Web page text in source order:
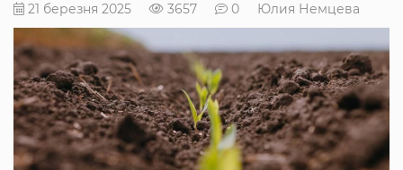
21 березня 2025 3657 0 Юлия Немцева